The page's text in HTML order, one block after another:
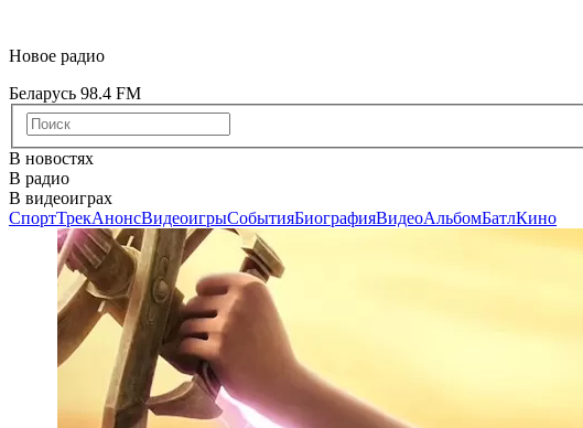
Новое радио
Беларусь 98.4 FM
В новостях
В радио
В видеоиграх
СпортТрекАнонсВидеоигрыСобытияБиографияВидеоАльбомБатлКино